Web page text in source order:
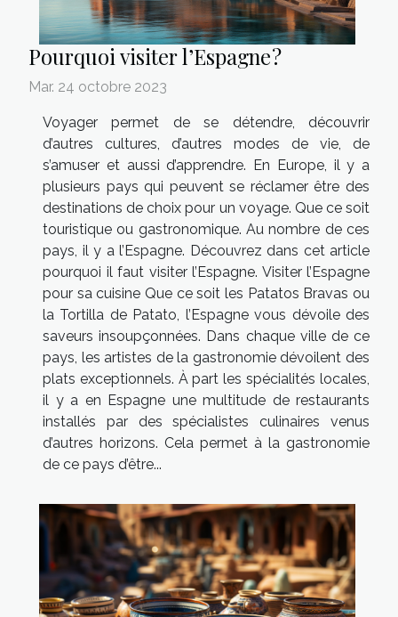
Pourquoi visiter l’Espagne ?
Mar. 24 octobre 2023
Voyager permet de se détendre, découvrir
d’autres cultures, d’autres modes de vie, de
s’amuser et aussi d’apprendre. En Europe, il y a
plusieurs pays qui peuvent se réclamer être des
destinations de choix pour un voyage. Que ce soit
touristique ou gastronomique. Au nombre de ces
pays, il y a l’Espagne. Découvrez dans cet article
pourquoi il faut visiter l’Espagne. Visiter l’Espagne
pour sa cuisine Que ce soit les Patatos Bravas ou
la Tortilla de Patato, l’Espagne vous dévoile des
saveurs insoupçonnées. Dans chaque ville de ce
pays, les artistes de la gastronomie dévoilent des
plats exceptionnels. À part les spécialités locales,
il y a en Espagne une multitude de restaurants
installés par des spécialistes culinaires venus
d’autres horizons. Cela permet à la gastronomie
de ce pays d’être...